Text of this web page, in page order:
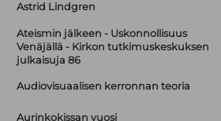
Astrid Lindgren
Ateismin jälkeen - Uskonnollisuus
Venäjällä - Kirkon tutkimuskeskuksen
julkaisuja 86
Audiovisuaalisen kerronnan teoria
Aurinkokissan vuosi